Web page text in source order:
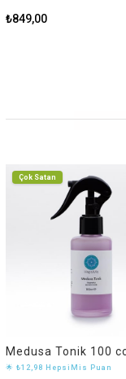
₺849,00
Medusa Tonik 100
🌟 ₺12,98 HepsiMis Puan
Çok Satan